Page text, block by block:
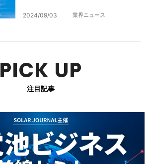
2024/09/03 業界ニュース
PICK UP
注目記事